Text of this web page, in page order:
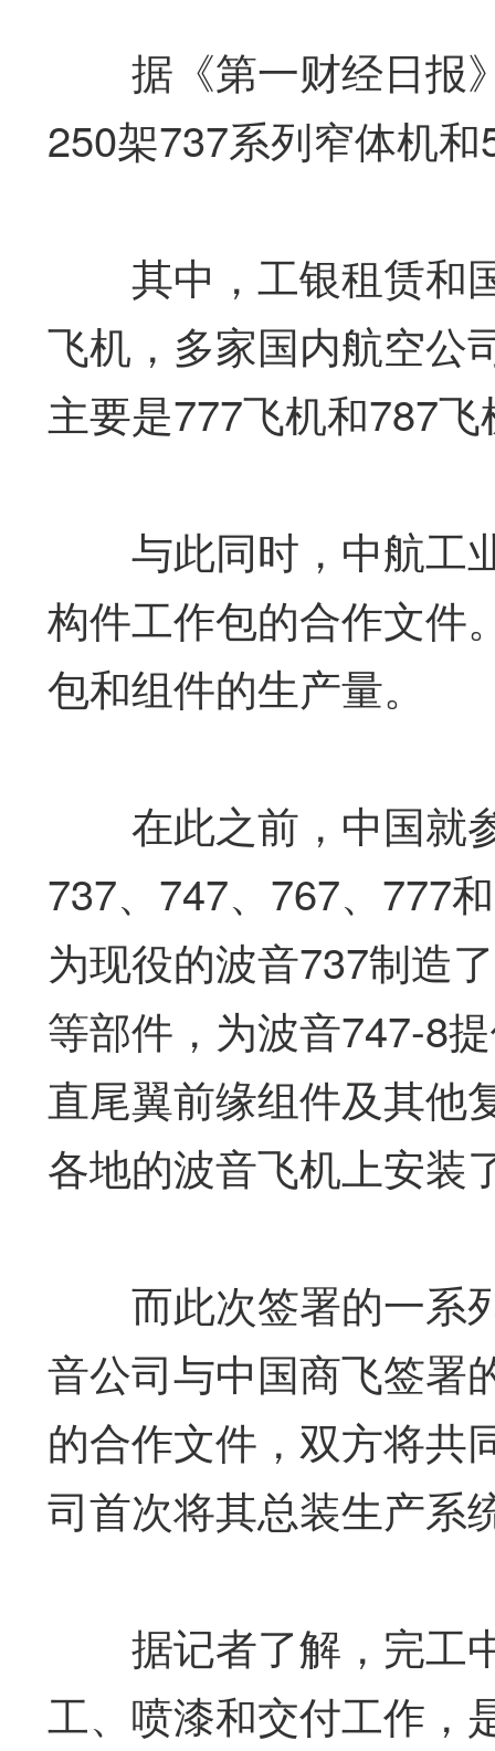
据《第一财经日报
250架737系列窄体机
其中，工银租赁和
飞机，多家国内航空公
主要是777飞机和787飞
与此同时，中航工
构件工作包的合作文件
包和组件的生产量。
在此之前，中国就
737、747、767、777
为现役的波音737制造
等部件，为波音747-8
直尾翼前缘组件及其他
各地的波音飞机上安装
而此次签署的一系
音公司与中国商飞签署
的合作文件，双方将共
司首次将其总装生产系
据记者了解，完工
工、喷漆和交付工作，